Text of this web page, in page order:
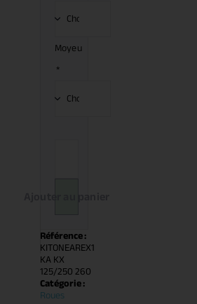
Moyeu
*
Référence :
KITONEAREX1
KA KX
125/250 260
Catégorie :
Roues